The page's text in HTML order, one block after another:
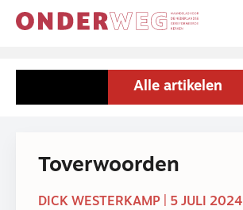
Alle artikelen
Toverwoorden
DICK WESTERKAMP | 5 JULI 2024